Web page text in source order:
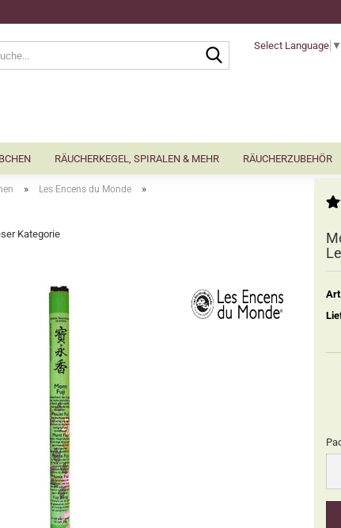
Suche...Select Language ▼
RÄUCHERKEGEL, SPIRALEN & MEHR RÄUCHERZUBEHÖR
» Les Encens du Monde »
Kategorie